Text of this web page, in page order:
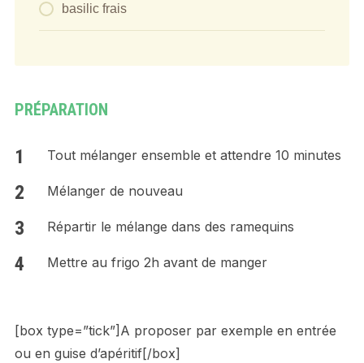
basilic frais
PRÉPARATION
Tout mélanger ensemble et attendre 10 minutes
Mélanger de nouveau
Répartir le mélange dans des ramequins
Mettre au frigo 2h avant de manger
[box type=”tick”]A proposer par exemple en entrée
ou en guise d’apéritif[/box]